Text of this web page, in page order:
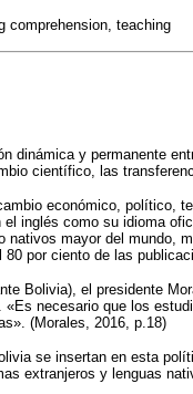
comprehension, teaching
dinámica y permanente
científico, las
económico,
inglés como su idioma
mayor del
por ciento de las
Bolivia), el presidente
necesario que los
(Morales, 2016, p.18)
se insertan en esta
extranjeros y lenguas